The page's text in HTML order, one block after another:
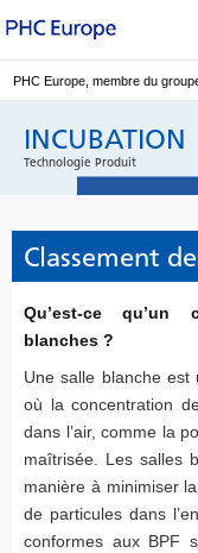
PHC Europe, membre du
INCUBATION
Technologie Produit
Classement
Qu’est-ce qu’un
blanches ?
Une salle blanche est
où la concentration
dans l’air, comme la
maîtrisée. Les salles
manière à minimiser
de particules dans
conformes aux BPF